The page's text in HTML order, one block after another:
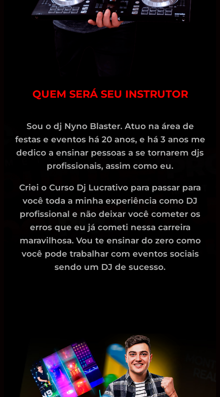
QUEM SERÁ SEU INSTRUTOR
Sou o dj Nyno Blaster. Atuo na área de
festas e eventos há 20 anos, e há 3 anos me
dedico a ensinar pessoas a se tornarem djs
profissionais, assim como eu.
Criei o Curso Dj Lucrativo para passar para
você toda a minha experiência como DJ
profissional e não deixar você cometer os
erros que eu já cometi nessa carreira
maravilhosa. Vou te ensinar do zero como
você pode trabalhar com eventos sociais
sendo um DJ de sucesso.